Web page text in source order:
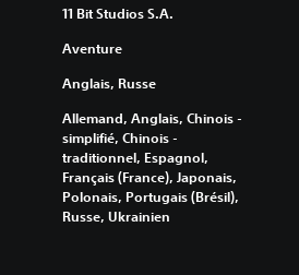
11 Bit Studios S.A.
Aventure
Anglais, Russe
Allemand, Anglais, Chinois -
simplifié, Chinois -
traditionnel, Espagnol,
Français (France), Japonais,
Polonais, Portugais (Brésil),
Russe, Ukrainien